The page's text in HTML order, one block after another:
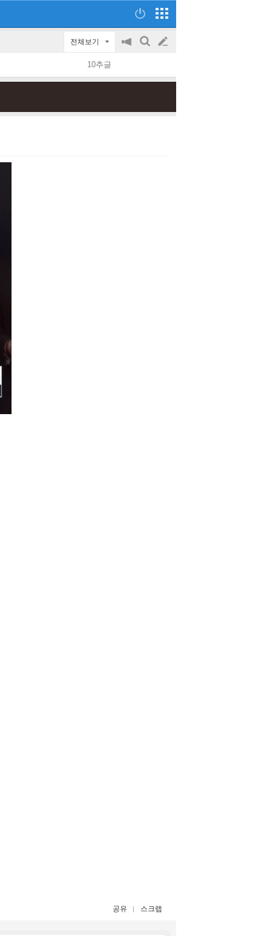
전체보기
공
on/off
검
글
쓰
10추글
공유 스크랩